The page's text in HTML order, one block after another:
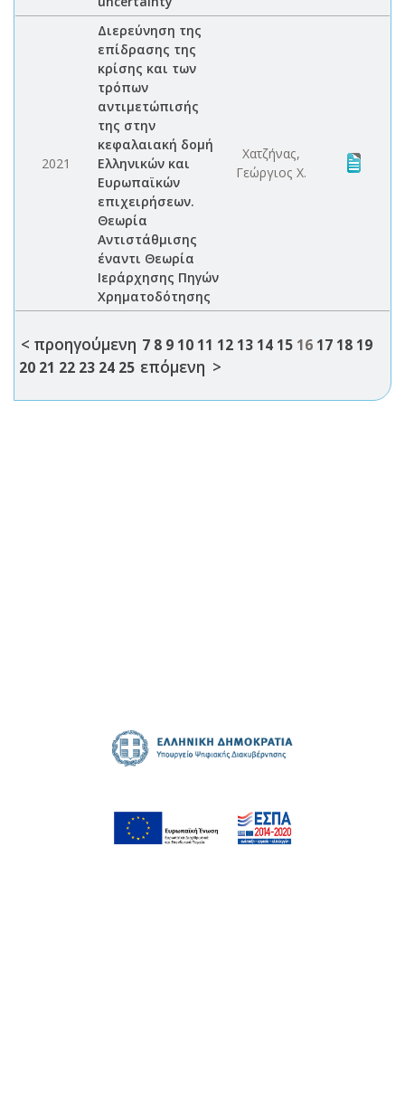
2021
Διερεύνηση της
επίδρασης της
κρίσης και των
τρόπων
αντιμετώπισής
της στην
κεφαλαιακή δομή
Ελληνικών και
Ευρωπαϊκών
επιχειρήσεων.
Θεωρία
Αντιστάθμισης
έναντι Θεωρία
Ιεράρχησης Πηγών
Χρηματοδότησης
Χατζήνας,
Γεώργιος Χ.
< προηγούμενη 7 8 9 10 11 12 13 14 15 16 17 18 19
20 21 22 23 24 25 επόμενη >